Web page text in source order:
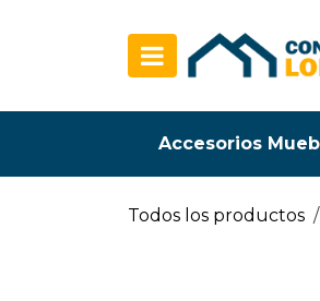
Accesorios
Todos los productos